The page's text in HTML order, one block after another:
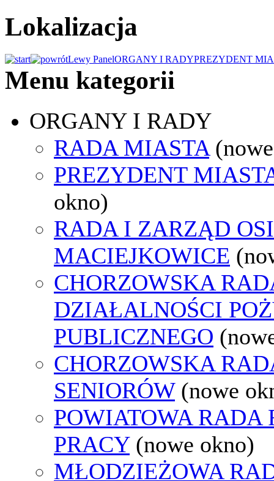
Lokalizacja
Lewy PanelORGANY I RADYPREZYDENT
Menu kategorii
ORGANY I RADY
RADA MIASTA
PREZYDENT
okno)
RADA I ZARZĄD
MACIEJKOWICE
CHORZOWSKA
DZIAŁALNOŚCI
PUBLICZNEGO
CHORZOWSKA
SENIORÓW (nowe
POWIATOWA RADA
PRACY (nowe okno)
MŁODZIEŻOWA